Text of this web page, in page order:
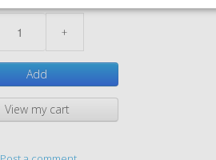
+
Add
View my cart